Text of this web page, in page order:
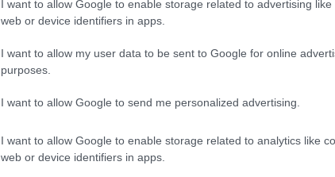
I want to allow Google to enable storage related to advertising like
web or device identifiers in apps.
I want to allow my user data to be sent to Google for online
purposes.
I want to allow Google to send me personalized advertising.
I want to allow Google to enable storage related to analytics like
web or device identifiers in apps.